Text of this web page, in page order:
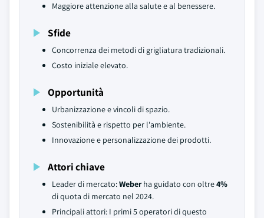
Maggiore attenzione alla salute e al benessere.
Sfide
Concorrenza dei metodi di grigliatura tradizionali.
Costo iniziale elevato.
Opportunità
Urbanizzazione e vincoli di spazio.
Sostenibilità e rispetto per l'ambiente.
Innovazione e personalizzazione dei prodotti.
Attori chiave
Leader di mercato:Weberha guidato con oltre4%
di quota di mercato nel 2024.
Principali attori: I primi 5 operatori di questo